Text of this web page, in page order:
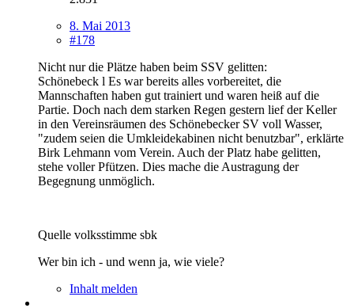
8. Mai 2013
#178
Nicht nur die Plätze haben beim SSV gelitten:
Schönebeck l Es war bereits alles vorbereitet, die
Mannschaften haben gut trainiert und waren heiß auf die
Partie. Doch nach dem starken Regen gestern lief der Keller
in den Vereinsräumen des Schönebecker SV voll Wasser,
"zudem seien die Umkleidekabinen nicht benutzbar", erklärte
Birk Lehmann vom Verein. Auch der Platz habe gelitten,
stehe voller Pfützen. Dies mache die Austragung der
Begegnung unmöglich.
Quelle volksstimme sbk
Wer bin ich - und wenn ja, wie viele?
Inhalt melden